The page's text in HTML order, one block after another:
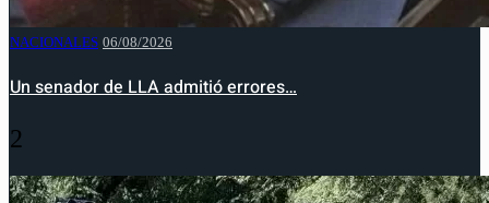
NACIONALES 06/08/2026
Un senador de LLA admitió errores…
2